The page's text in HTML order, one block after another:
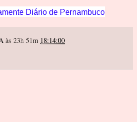
Diário de Pernambuco
às 23h 51m 18:14:00